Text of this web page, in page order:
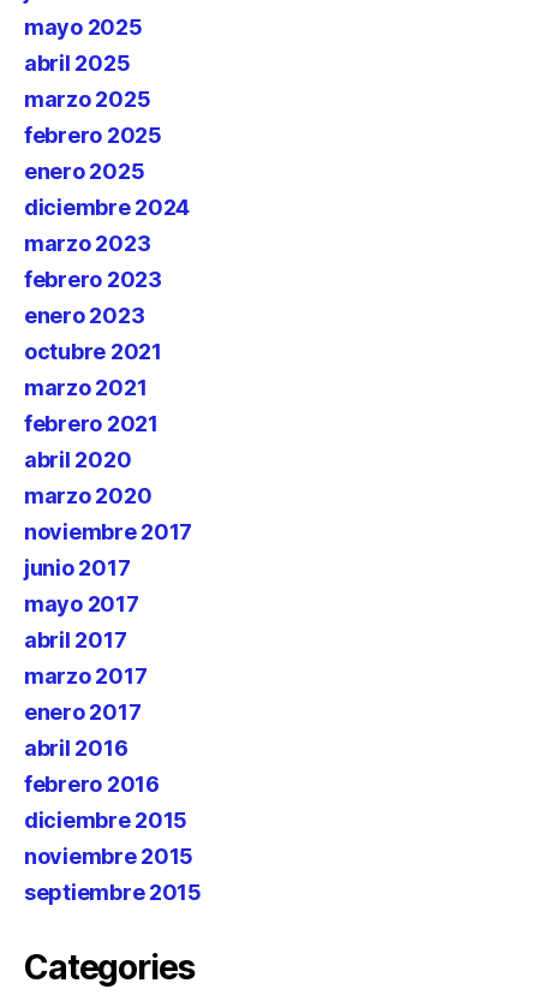
mayo 2025
abril 2025
marzo 2025
febrero 2025
enero 2025
diciembre 2024
marzo 2023
febrero 2023
enero 2023
octubre 2021
marzo 2021
febrero 2021
abril 2020
marzo 2020
noviembre 2017
junio 2017
mayo 2017
abril 2017
marzo 2017
enero 2017
abril 2016
febrero 2016
diciembre 2015
noviembre 2015
septiembre 2015
Categories